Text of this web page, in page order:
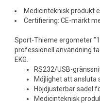
Medicinteknisk produkt
Certifiering: CE-märkt
Sport-Thieme ergometer
professionell användning
EKG.
RS232/USB-
Möjlighet att ansluta
Höjdjusterbar sadel
Medicinteknisk